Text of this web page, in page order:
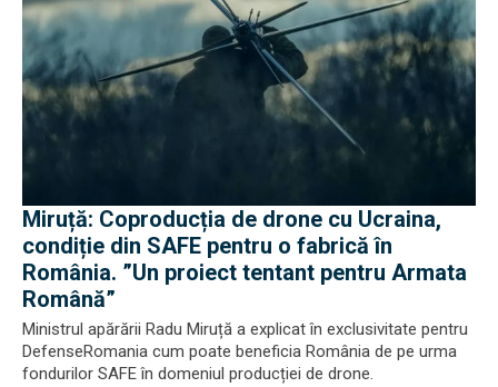
Miruță: Coproducția de drone cu Ucraina,
condiție din SAFE pentru o fabrică în
România. ”Un proiect tentant pentru Armata
Română”
Ministrul apărării Radu Miruță a explicat în exclusivitate pentru
DefenseRomania cum poate beneficia România de pe urma
fondurilor SAFE în domeniul producției de drone.